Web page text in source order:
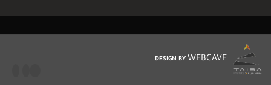
DESIGN BY WEBCAVE